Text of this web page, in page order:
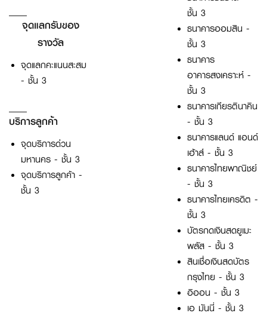
จุดแลกรับของ
รางวัล
จุดแลกคะแนนสะสม
- ชั้น 3
บริการลูกค้า
จุดบริการด่วน
มหานคร - ชั้น 3
จุดบริการลูกค้า -
ชั้น 3
ชั้น 3
ธนาคารออมสิน -
ชั้น 3
ธนาคาร
อาคารสงเคราะห์ -
ชั้น 3
ธนาคารเกียรตินาคิน
- ชั้น 3
ธนาคารแลนด์ แอนด์
เฮ้าส์ - ชั้น 3
ธนาคารไทยพาณิชย์
- ชั้น 3
ธนาคารไทยเครดิต -
ชั้น 3
บัตรกดเงินสดยูเมะ
พลัส - ชั้น 3
สินเชื่อเงินสดบัตร
กรุงไทย - ชั้น 3
อิออน - ชั้น 3
เอ มันนี่ - ชั้น 3